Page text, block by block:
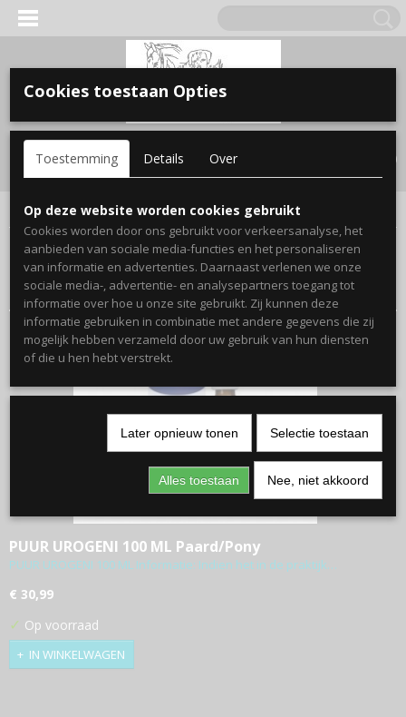
Inloggen Registreren
(0)
Home >paard>verzorging & Gezondheid
Sorteer op:
PUUR UROGENI 100 ML Paard/Pony
PUUR UROGENI 100 ML Informatie: Indien het in de praktijk…
€ 30,99
✓ Op voorraad
IN WINKELWAGEN
Cookies toestaan Opties
Toestemming Details Over
Op deze website worden cookies gebruikt
Cookies worden door ons gebruikt voor verkeersanalyse, het
aanbieden van sociale media-functies en het personaliseren
van informatie en advertenties. Daarnaast verlenen we onze
sociale media-, advertentie- en analysepartners toegang tot
informatie over hoe u onze site gebruikt. Zij kunnen deze
informatie gebruiken in combinatie met andere gegevens die zij
mogelijk hebben verzameld door uw gebruik van hun diensten
of die u hen hebt verstrekt.
Later opnieuw tonen Selectie toestaan
Alles toestaan Nee, niet akkoord